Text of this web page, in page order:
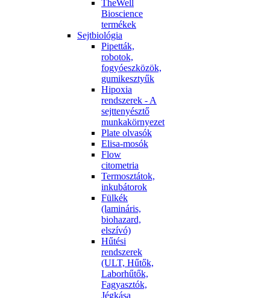
TheWell
Bioscience
termékek
Sejtbiológia
Pipetták,
robotok,
fogyóeszközök,
gumikesztyűk
Hipoxia
rendszerek - A
sejttenyésztő
munkakörnyezet
Plate olvasók
Elisa-mosók
Flow
citometria
Termosztátok,
inkubátorok
Fülkék
(lamináris,
biohazard,
elszívó)
Hűtési
rendszerek
(ULT, Hűtők,
Laborhűtők,
Fagyasztók,
Jégkása